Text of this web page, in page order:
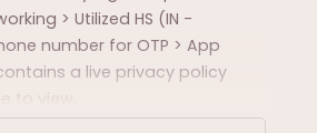
> Utilized HS (IN -
number for OTP > App
a live privacy policy
to view.